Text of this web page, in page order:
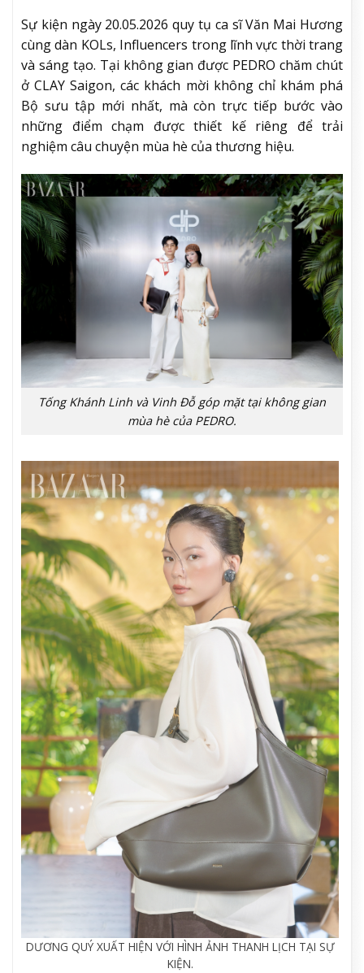
Sự kiện ngày 20.05.2026 quy tụ ca sĩ Văn Mai Hương
cùng dàn KOLs, Influencers trong lĩnh vực thời trang
và sáng tạo. Tại không gian được PEDRO chăm chút
ở CLAY Saigon, các khách mời không chỉ khám phá
Bộ sưu tập mới nhất, mà còn trực tiếp bước vào
những điểm chạm được thiết kế riêng để trải
nghiệm câu chuyện mùa hè của thương hiệu.
Tống Khánh Linh và Vinh Đỗ góp mặt tại không gian
mùa hè của PEDRO.
DƯƠNG QUÝ XUẤT HIỆN VỚI HÌNH ẢNH THANH LỊCH TẠI SỰ
KIỆN.